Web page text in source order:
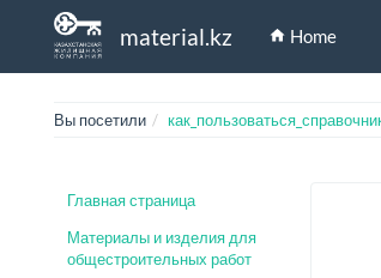
material.kz Home
Вы посетили
Главная страница
Материалы и изделия для
общестроительных работ